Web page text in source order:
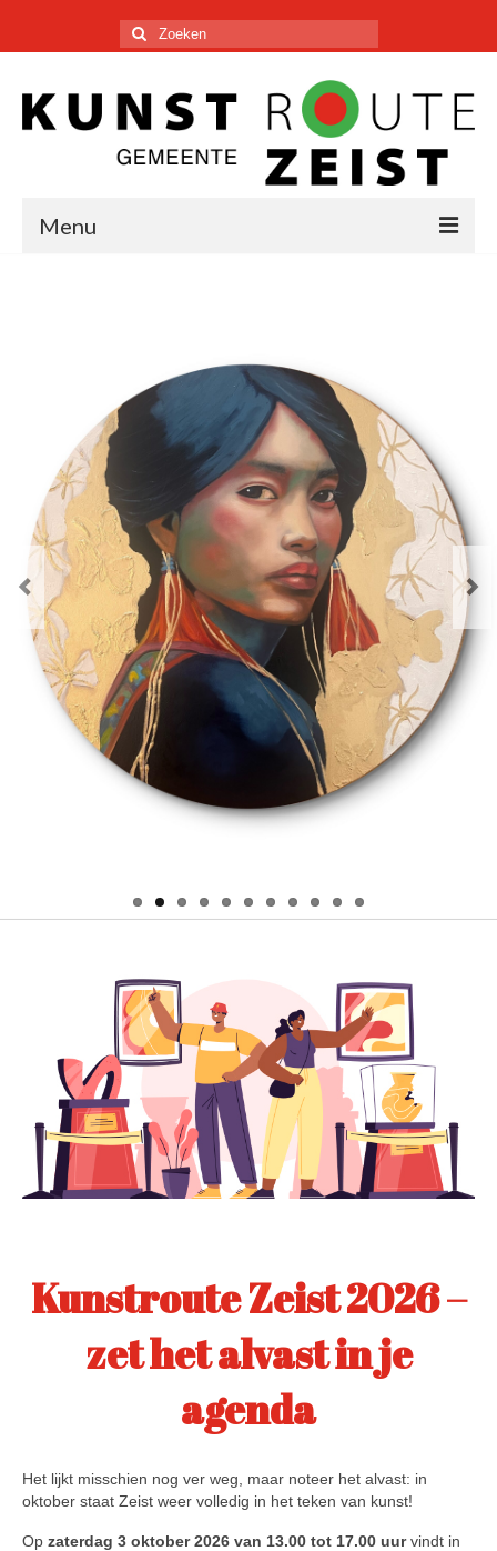
Zoeken
naar:
Menu
CONTACT
Kunstroute Zeist 2026 –
zet het alvast in je
agenda
Het lijkt misschien nog ver weg, maar noteer het alvast: in
oktober staat Zeist weer volledig in het teken van kunst!
Op zaterdag 3 oktober 2026 van 13.00 tot 17.00 uurvindt in